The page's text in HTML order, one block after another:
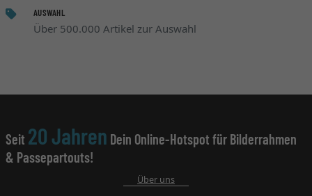
AUSWAHL
Über 500.000 Artikel zur Auswahl
Seit 20 Jahren Dein Online-Hotspot für Bilderrahmen
& Passepartouts!
Über uns